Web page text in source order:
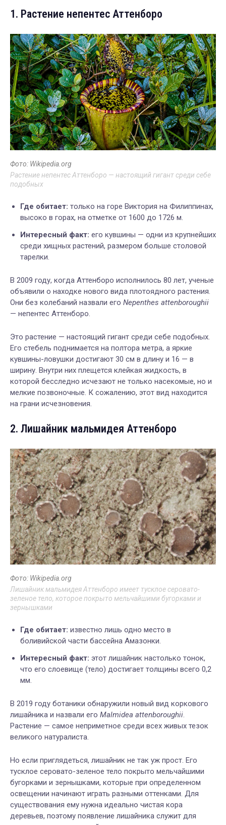
1. Растение непентес Аттенборо
Фото: Wikipedia.org
Растение непентес Аттенборо — настоящий гигант среди себе
подобных
Где обитает: только на горе Виктория на Филиппинах,
высоко в горах, на отметке от 1600 до 1726 м.
Интересный факт: его кувшины — одни из крупнейших
среди хищных растений, размером больше столовой
тарелки.
В 2009 году, когда Аттенборо исполнилось 80 лет, ученые
объявили о находке нового вида плотоядного растения.
Они без колебаний назвали его Nepenthes attenboroughii
— непентес Аттенборо.
Это растение — настоящий гигант среди себе подобных.
Его стебель поднимается на полтора метра, а яркие
кувшины-ловушки достигают 30 см в длину и 16 — в
ширину. Внутри них плещется клейкая жидкость, в
которой бесследно исчезают не только насекомые, но и
мелкие позвоночные. К сожалению, этот вид находится
на грани исчезновения.
2. Лишайник мальмидея Аттенборо
Фото: Wikipedia.org
Лишайник мальмидея Аттенборо имеет тусклое серовато-
зеленое тело, которое покрыто мельчайшими бугорками и
зернышками
Где обитает: известно лишь одно место в
боливийской части бассейна Амазонки.
Интересный факт: этот лишайник настолько тонок,
что его слоевище (тело) достигает толщины всего 0,2
мм.
В 2019 году ботаники обнаружили новый вид коркового
лишайника и назвали его Malmidea attenboroughii.
Растение — самое неприметное среди всех живых тезок
великого натуралиста.
Но если приглядеться, лишайник не так уж прост. Его
тусклое серовато-зеленое тело покрыто мельчайшими
бугорками и зернышками, которые при определенном
освещении начинают играть разными оттенками. Для
существования ему нужна идеально чистая кора
деревьев, поэтому появление лишайника служит для